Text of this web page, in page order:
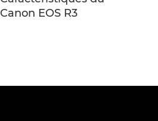
Canon EOS R3